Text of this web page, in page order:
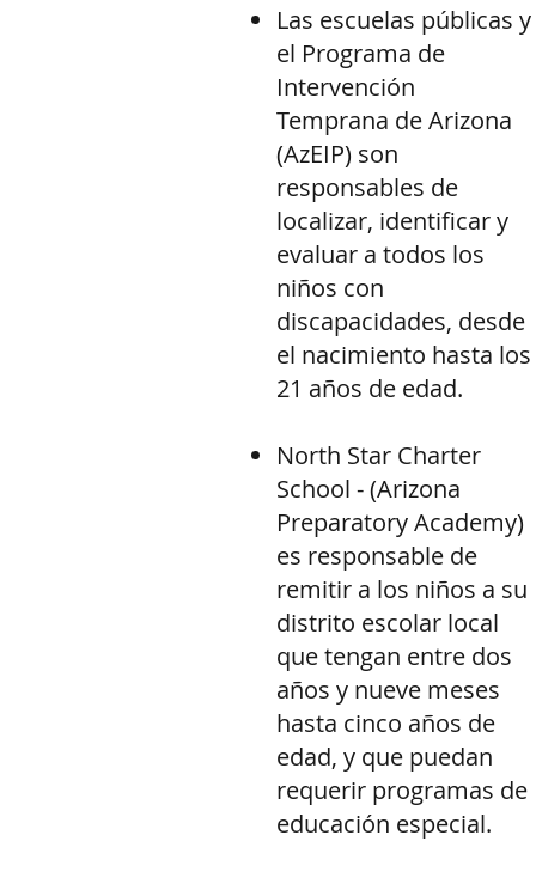
Las escuelas públicas y
el Programa de
Intervención
Temprana de Arizona
(AzEIP) son
responsables de
localizar, identificar y
evaluar a todos los
niños con
discapacidades, desde
el nacimiento hasta los
21 años de edad.
North Star Charter
School - (Arizona
Preparatory Academy)
es responsable de
remitir a los niños a su
distrito escolar local
que tengan entre dos
años y nueve meses
hasta cinco años de
edad, y que puedan
requerir programas de
educación especial.